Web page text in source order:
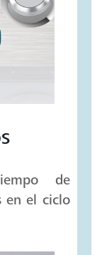
de
en el ciclo